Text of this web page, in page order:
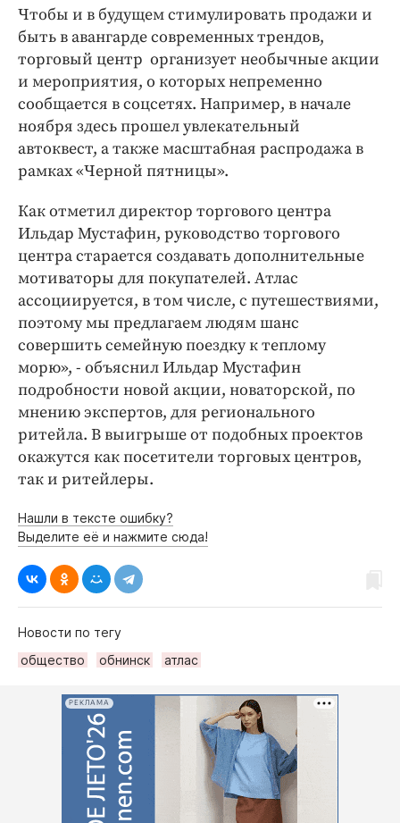
Чтобы и в будущем стимулировать продажи и
быть в авангарде современных трендов,
торговый центр организует необычные акции
и мероприятия, о которых непременно
сообщается в соцсетях. Например, в начале
ноября здесь прошел увлекательный
автоквест, а также масштабная распродажа в
рамках «Черной пятницы».
Как отметил директор торгового центра
Ильдар Мустафин, руководство торгового
центра старается создавать дополнительные
мотиваторы для покупателей. Атлас
ассоциируется, в том числе, с путешествиями,
поэтому мы предлагаем людям шанс
совершить семейную поездку к теплому
морю», - объяснил Ильдар Мустафин
подробности новой акции, новаторской, по
мнению экспертов, для регионального
ритейла. В выигрыше от подобных проектов
окажутся как посетители торговых центров,
так и ритейлеры.
Нашли в тексте ошибку?
Выделите её и нажмите сюда!
Новости по тегу
общество
обнинск атлас
РЕКЛАМА